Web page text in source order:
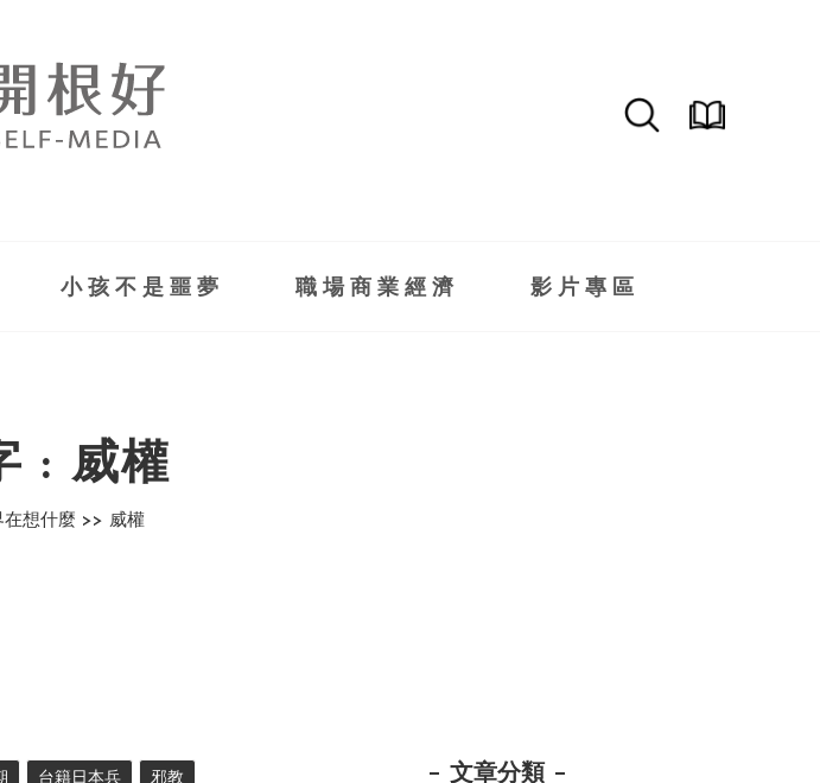
小孩不是噩夢 職場商業經濟 影片專區
: 威權
在想什麼 >> 威權
台籍日本兵 邪教 文章分類